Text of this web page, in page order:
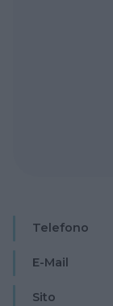
Telefono
E-Mail
Sito